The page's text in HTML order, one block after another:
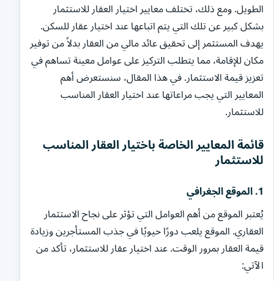
الطويل. ومع ذلك، تختلف معايير اختيار العقار للاستثمار
بشكل كبير عن تلك التي يتم اتباعها عند اختيار عقار للسكن.
يهدف المستثمر إلى تحقيق عائد مالي من العقار بدلاً من توفير
مكان للإقامة، مما يتطلب التركيز على عوامل معينة تساهم في
تعزيز قيمة الاستثمار. في هذا المقال، سنستعرض أهم
المعايير التي يجب مراعاتها عند اختيار العقار المناسب
للاستثمار.
قائمة المعايير الخاصة باختيار العقار المناسب
للاستثمار
1. الموقع الجغرافي
يُعتبر الموقع من أهم العوامل التي تؤثر على نجاح الاستثمار
العقاري. الموقع يلعب دورًا حيويًا في جذب المستأجرين وزيادة
قيمة العقار بمرور الوقت. عند اختيار عقار للاستثمار، تأكد من
الآتي: